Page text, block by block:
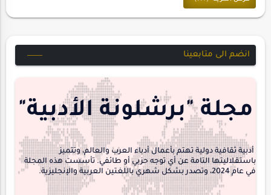
هايكو
interview
انضم الى متابعينا
مجلة "برشلونة الأدبية"
أدبية ثقافية دولية تهتم بأعمال أدباء العرب والعالم، وتتميز
باستقلاليتها التامة عن أي توجه حزبي أو طائفي. تأسست هذه المجلة
في عام 2024، وتصدر بشكل شهري باللغتين العربية والإنجليزية.